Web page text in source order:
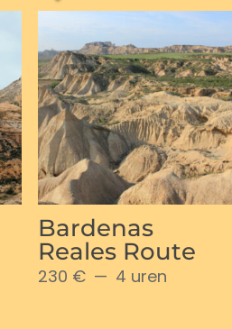
Bardenas
Reales Route
230 € 4 uren